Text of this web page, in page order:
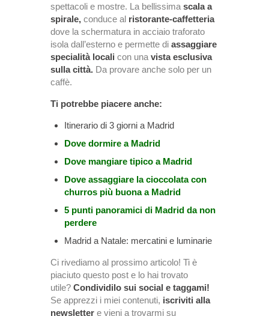
spettacoli e mostre. La bellissima scala a
spirale, conduce al ristorante-caffetteria
dove la schermatura in acciaio traforato
isola dall’esterno e permette di assaggiare
specialità locali con una vista esclusiva
sulla città. Da provare anche solo per un
caffè.
Ti potrebbe piacere anche:
Itinerario di 3 giorni a Madrid
Dove dormire a Madrid
Dove mangiare tipico a Madrid
Dove assaggiare la cioccolata con
churros più buona a Madrid
5 punti panoramici di Madrid da non
perdere
Madrid a Natale: mercatini e luminarie
Ci rivediamo al prossimo articolo! Ti è
piaciuto questo post e lo hai trovato
utile? Condividilo sui social e taggami!
Se apprezzi i miei contenuti, iscriviti alla
newsletter e vieni a trovarmi su